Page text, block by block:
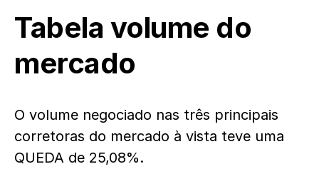
Tabela volume do
mercado
O volume negociado nas três principais
corretoras do mercado à vista teve uma
QUEDA de 25,08%.